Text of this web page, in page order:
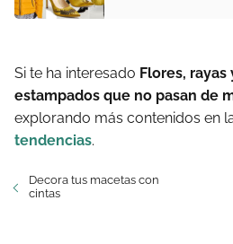
Si te ha interesado Flores, rayas
estampados que no pasan de
explorando más contenidos en
tendencias.
Decora tus macetas con
cintas